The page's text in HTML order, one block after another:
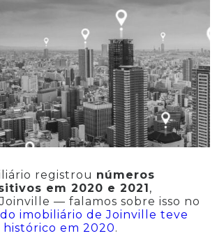
registrou números
em 2020 e 2021 ,
— falamos sobre isso no
imobiliário de Joinville teve
em 2020.